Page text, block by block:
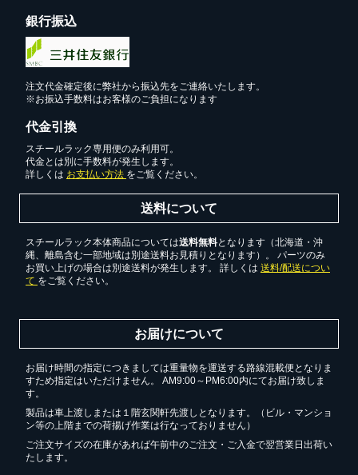
銀行振込
注文代金確定後に弊社から振込先をご連絡いたします。
※お振込手数料はお客様のご負担になります
代金引換
スチールラック専用便のみ利用可。
代金とは別に手数料が発生します。
詳しくは お支払い方法 をご覧ください。
送料について
スチールラック本体商品については送料無料となります（北海道・沖
縄、離島含む一部地域は別途送料お見積りとなります）。 パーツのみ
お買い上げの場合は別途送料が発生します。 詳しくは 送料/配送につい
て をご覧ください。
お届けについて
お届け時間の指定につきましては重量物を運送する路線混載便となりま
すため指定はいただけません。 AM9:00～PM6:00内にてお届け致しま
す。
製品は車上渡しまたは１階玄関軒先渡しとなります。（ビル・マンショ
ン等の上階までの荷揚げ作業は行なっておりません）
ご注文サイズの在庫があれば午前中のご注文・ご入金で翌営業日出荷い
たします。